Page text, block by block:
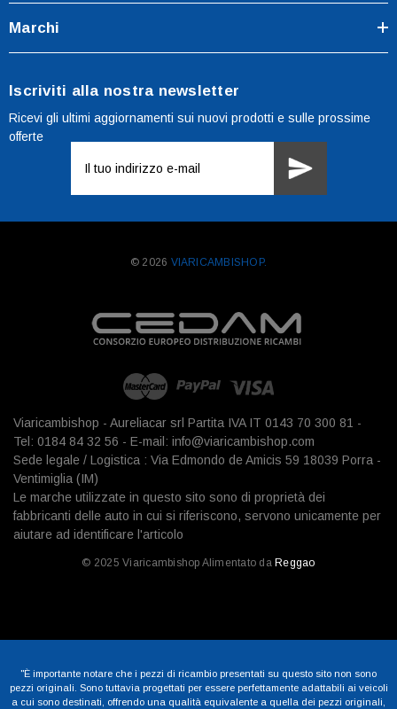
Marchi
Iscriviti alla nostra newsletter
Ricevi gli ultimi aggiornamenti sui nuovi prodotti e sulle prossime
offerte
mail
© 2026 VIARICAMBISHOP.
Viaricambishop - Aureliacar srl Partita IVA IT 0143 70 300 81 -
Tel: 0184 84 32 56 - E-mail: info@viaricambishop.com
Sede legale / Logistica : Via Edmondo de Amicis 59 18039 Porra -
Ventimiglia (IM)
Le marche utilizzate in questo sito sono di proprietà dei
fabbricanti delle auto in cui si riferiscono, servono unicamente per
aiutare ad identificare l'articolo
© 2025 Viaricambishop Alimentato da Reggao
"È importante notare che i pezzi di ricambio presentati su questo sito non sono
pezzi originali. Sono tuttavia progettati per essere perfettamente adattabili ai veicoli
a cui sono destinati, offrendo una qualità equivalente a quella dei pezzi originali,